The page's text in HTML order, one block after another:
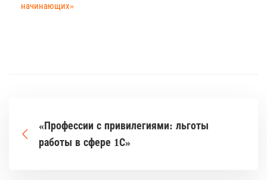
начинающих»
«Профессии с привилегиями: льготы
работы в сфере 1С»